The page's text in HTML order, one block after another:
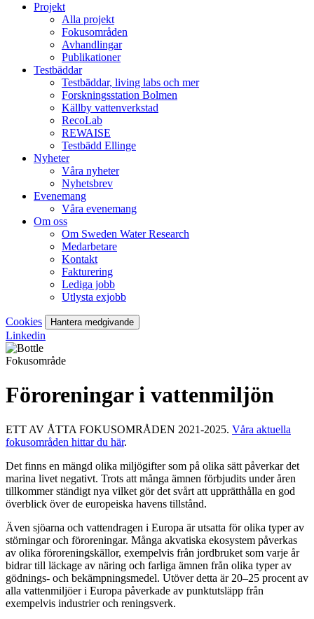
Projekt
Alla projekt
Fokusområden
Avhandlingar
Publikationer
Testbäddar
Testbäddar, living labs och mer
Forskningsstation Bolmen
Källby vattenverkstad
RecoLab
REWAISE
Testbädd Ellinge
Nyheter
Våra nyheter
Nyhetsbrev
Evenemang
Våra evenemang
Om oss
Om Sweden Water Research
Medarbetare
Kontakt
Fakturering
Lediga jobb
Utlysta exjobb
Cookies Hantera medgivande
Linkedin
Fokusområde
Föroreningar i vattenmiljön
ETT AV ÅTTA FOKUSOMRÅDEN 2021-2025. Våra aktuella
fokusområden hittar du här.
Det finns en mängd olika miljögifter som på olika sätt påverkar det
marina livet negativt. Trots att många ämnen förbjudits under åren
tillkommer ständigt nya vilket gör det svårt att upprätthålla en god
överblick över de europeiska havens tillstånd.
Även sjöarna och vattendragen i Europa är utsatta för olika typer av
störningar och föroreningar. Många akvatiska ekosystem påverkas
av olika föroreningskällor, exempelvis från jordbruket som varje år
bidrar till läckage av näring och farliga ämnen från olika typer av
gödnings- och bekämpningsmedel. Utöver detta är 20–25 procent av
alla vattenmiljöer i Europa påverkade av punktutsläpp från
exempelvis industrier och reningsverk.